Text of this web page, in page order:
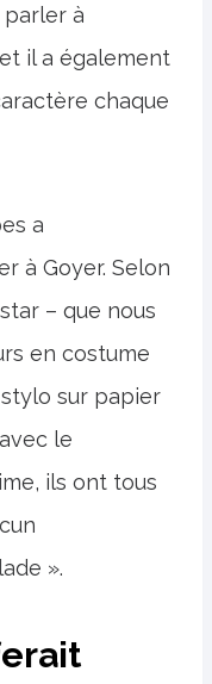
parler à
il a également
chaque
a
à Goyer. Selon
– que nous
en costume
sur papier
le
ils ont tous
».